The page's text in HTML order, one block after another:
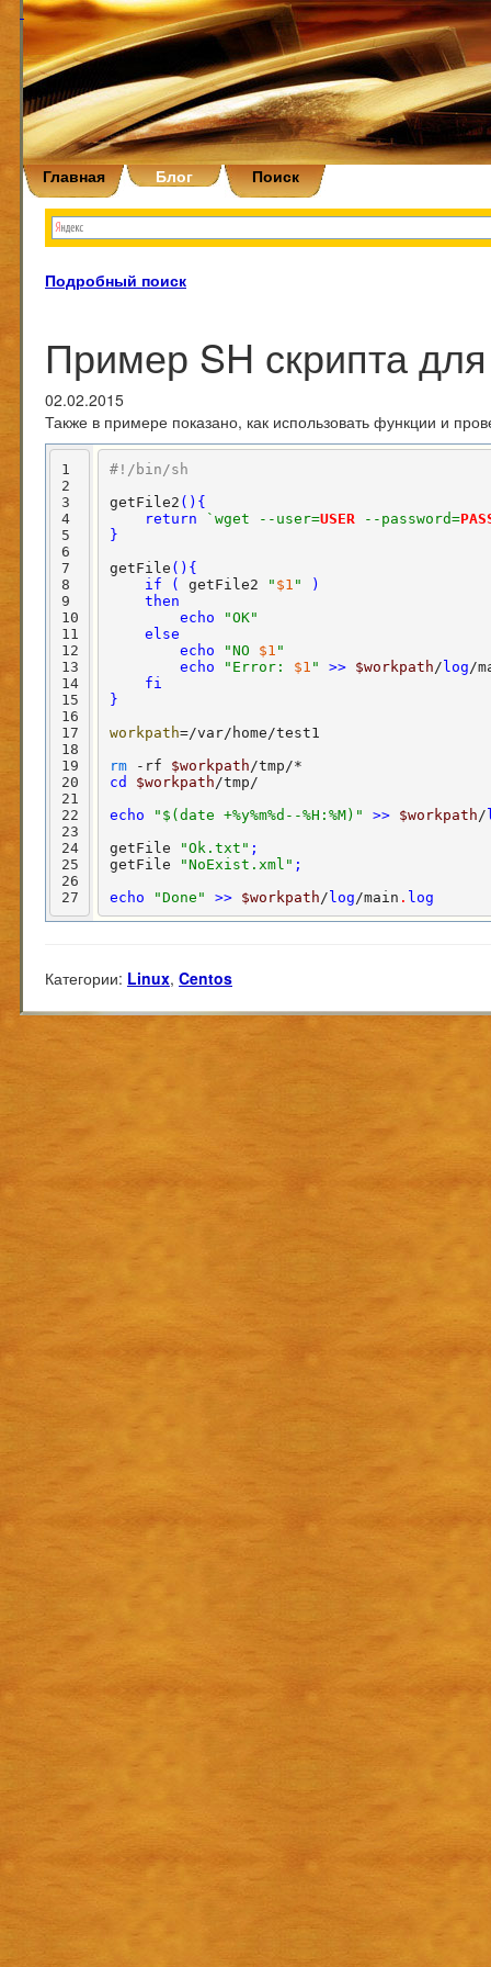
Главная Блог Поиск
Подробный поиск
Пример SH скрипта
02.02.2015
Также в примере показано, как использовать функции и
1
2
3
4
5
6
7
8
9
10
11
12
13
14
15
16
17
18
19
20
21
22
23
24
25
26
27
#!/bin/sh
getFile2 ( ) {
return
`wget --user=USER --password=
}
getFile ( ) {
if
( getFile2 " $1 "
)
then
echo
"OK"
else
echo
"NO $1 "
echo
"Error: $1 " >> $workpath /log /
fi
}
workpath=/var/home/test1
rm -rf $workpath
cd
$workpath /tmp/
echo
"$(date +%y%m%d--%H:%M)" >> $workpath /
getFile
"Ok.txt" ;
getFile
"NoExist.xml" ;
echo
"Done" >> $workpath /log /main . log
Категории: Linux, Centos